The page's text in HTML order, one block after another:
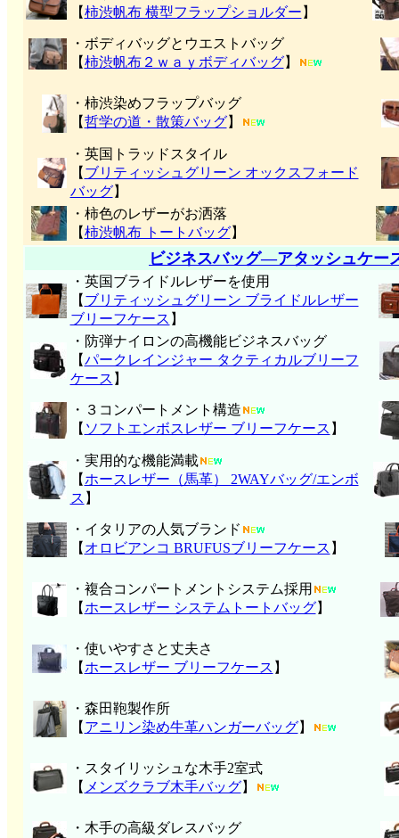
【柿渋帆布 横型フラップショルダー 】
・ボディバッグとウエストバッグ
【柿渋帆布２ｗａｙボディバッグ】
・柿渋染めフラップバッグ
【哲学の道・散策バッグ】
・英国トラッドスタイル
【 ブリティッシュグリーン オックスフォード
バッグ】
・柿色のレザーがお洒落
【柿渋帆布 トートバッグ】
ビジネスバッグ―アタッシュケー
・英国ブライドルレザーを使用
【 ブリティッシュグリーン ブライドルレザー
ブリーフケース 】
・防弾ナイロンの高機能ビジネスバッグ
【パークレインジャー タクティカルブリーフ
ケース 】
・３コンパートメント構造
【 ソフトエンボスレザー ブリーフケース 】
・実用的な機能満載
【 ホースレザー（馬革） 2WAYバッグ/エンボ
ス 】
・イタリアの人気ブランド
【 オロビアンコ BRUFUSブリーフケース 】
・複合コンパートメントシステム採用
【 ホースレザー システムトートバッグ】
・使いやすさと丈夫さ
【 ホースレザー ブリーフケース 】
・森田鞄製作所
【 アニリン染め牛革ハンガーバッグ】
・スタイリッシュな木手2室式
【 メンズクラブ木手バッグ】
・木手の高級ダレスバッグ